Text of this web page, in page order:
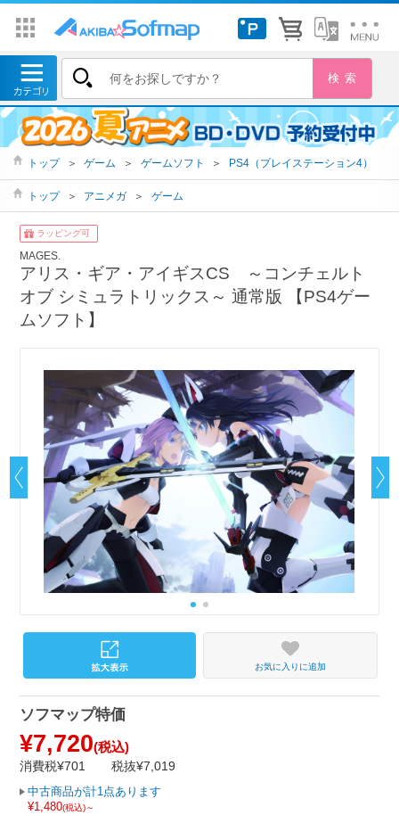
トップ ＞ ゲーム ＞ ゲームソフト ＞ PS4（プレイステーション4）
トップ ＞ アニメガ ＞ ゲーム
ラッピング可
MAGES.
アリス・ギア・アイギスCS ～コンチェルト
オブ シミュラトリックス～ 通常版 【PS4ゲー
ムソフト】
お気に入りに追加
ソフマップ特価
¥7,720(税込)
消費税¥701 税抜¥7,019
中古商品が計1点あります
¥1,480(税込)～